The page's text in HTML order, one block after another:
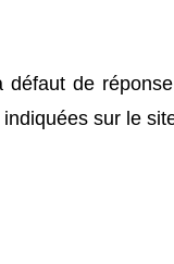
de
sur le